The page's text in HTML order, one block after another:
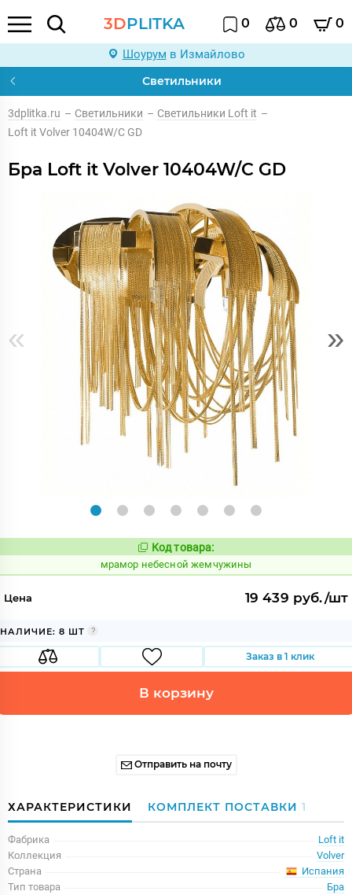
3DPLITKA 0 0 0
Шоурум в Измайлово
Светильники
3dplitka.ru – Светильники – Светильники Loft it –
Loft it Volver 10404W/C GD
Бра Loft it Volver 10404W/C GD
« »
Код:
1070401
Код товара:
мрамор небесной жемчужины
Цена 19 439 руб./шт
НАЛИЧИЕ: 8 ШТ
Заказ в 1 клик
В корзину
Отправить на почту
ХАРАКТЕРИСТИКИ КОМПЛЕКТ ПОСТАВКИ 1
Фабрика
Loft it
Коллекция
Volver
Страна
Испания
Тип товара
Бра